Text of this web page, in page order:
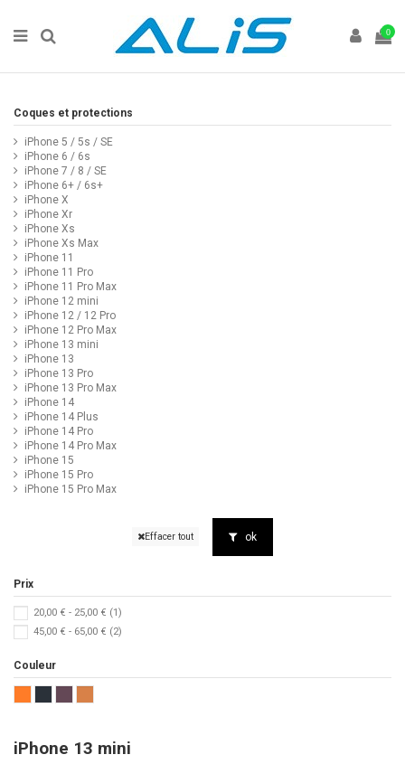
0
iPhone 13 mini
Coques et protections
iPhone 5 / 5s / SE
iPhone 6 / 6s
iPhone 7 / 8 / SE
iPhone 6+ / 6s+
iPhone X
iPhone Xr
iPhone Xs
iPhone Xs Max
iPhone 11
iPhone 11 Pro
iPhone 11 Pro Max
iPhone 12 mini
iPhone 12 / 12 Pro
iPhone 12 Pro Max
iPhone 13 mini
iPhone 13
iPhone 13 Pro
iPhone 13 Pro Max
iPhone 14
iPhone 14 Plus
iPhone 14 Pro
iPhone 14 Pro Max
iPhone 15
iPhone 15 Pro
iPhone 15 Pro Max
Effacer tout ok
Prix
20,00 € - 25,00 € (1)
45,00 € - 65,00 € (2)
Couleur